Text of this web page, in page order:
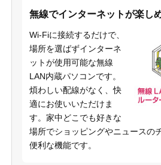
無線でインターネットが楽し
Wi-Fiに接続するだけで、
場所を選ばずインターネ
ットが使用可能な無線
LAN内蔵パソコンです。
煩わしい配線がなく、快
適にお使いいただけま
す。家中どこでも好きな
場所でショッピングやニュースの
便利な機能です。